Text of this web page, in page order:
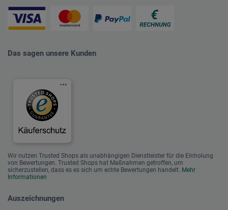
Das sagen unsere Kunden
Wir nutzen Trusted Shops als unabhängigen Dienstleister für die Einholung
von Bewertungen. Trusted Shops hat Maßnahmen getroffen, um
sicherzustellen, dass es es sich um echte Bewertungen handelt. Mehr
Informationen
Auszeichnungen